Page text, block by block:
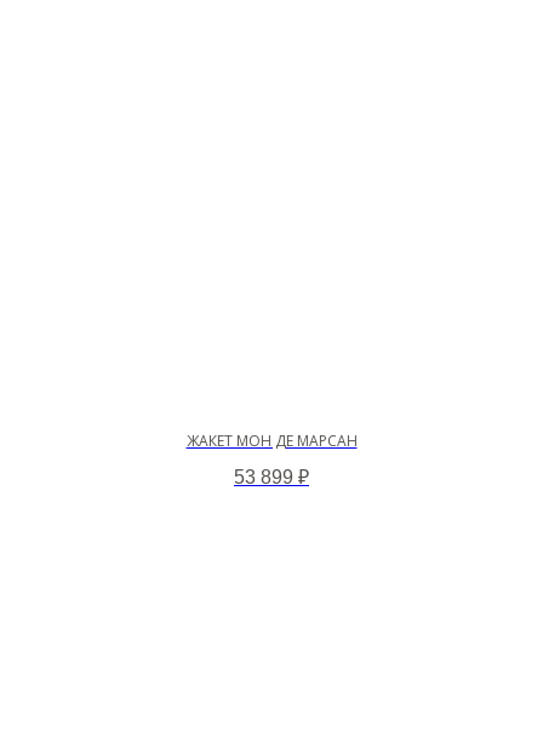
ЖАКЕТ МОН ДЕ МАРСАН
53 899 ₽